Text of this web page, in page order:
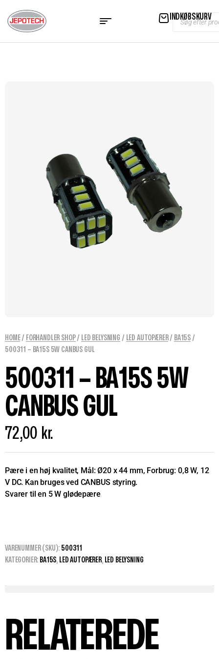
INDKØBSKURV
HOME/ FORHANDLER SHOP/ LED BELYSNING / LED AUTOPÆRER/ BA15S /
500311 – BA15S 5W CANBUS GUL
500311 – BA15S 5W
CANBUS GUL
72,00 kr.
Pære i en høj kvalitet, Mål: Ø20 x 44 mm, Forbrug: 0,8 W, 12
V DC. Kan bruges ved CANBUS styring.
Svarer til en 5 W glødepære
VARENUMMER (SKU): 500311
KATEGORIER: BA15S, LED AUTOPÆRER, LED BELYSNING
RELATEREDE